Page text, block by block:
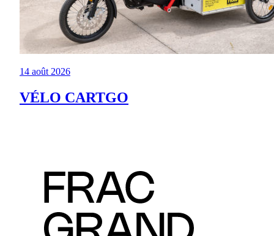
14 août 2026
VÉLO CARTGO